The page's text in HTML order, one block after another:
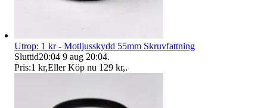
Utrop: 1 kr - Motljusskydd 55mm Skruvfattning
Sluttid20:04 9 aug 20:04.
Pris:1 kr,Eller Köp nu 129 kr,.